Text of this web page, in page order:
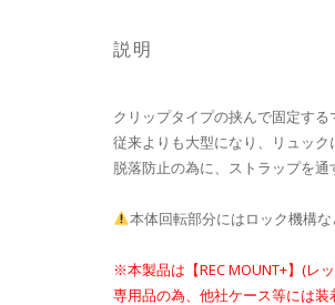
説明
クリップタイプの挟んで固定する
従来よりも大型になり、リュック
脱落防止の為に、ストラップを
本体回転部分にはロック機構
※本製品は【REC MOUNT+】(レ
専用品の為、他社ケース等には装